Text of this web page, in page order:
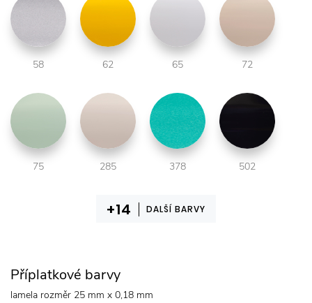
58 62 65 72
75 285 378 502
DALŠÍ BARVY
Příplatkové barvy
lamela rozměr 25 mm x 0,18 mm